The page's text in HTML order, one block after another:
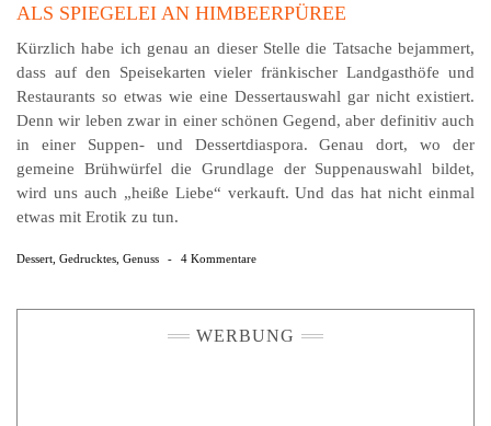
ALS SPIEGELEI AN HIMBEERPÜREE
Kürzlich habe ich genau an dieser Stelle die Tatsache bejammert,
dass auf den Speisekarten vieler fränkischer Landgasthöfe und
Restaurants so etwas wie eine Dessertauswahl gar nicht existiert.
Denn wir leben zwar in einer schönen Gegend, aber definitiv auch
in einer Suppen- und Dessertdiaspora. Genau dort, wo der
gemeine Brühwürfel die Grundlage der Suppenauswahl bildet,
wird uns auch „heiße Liebe“ verkauft. Und das hat nicht einmal
etwas mit Erotik zu tun.
Dessert Gedrucktes Genuss - 4 Kommentare
WERBUNG